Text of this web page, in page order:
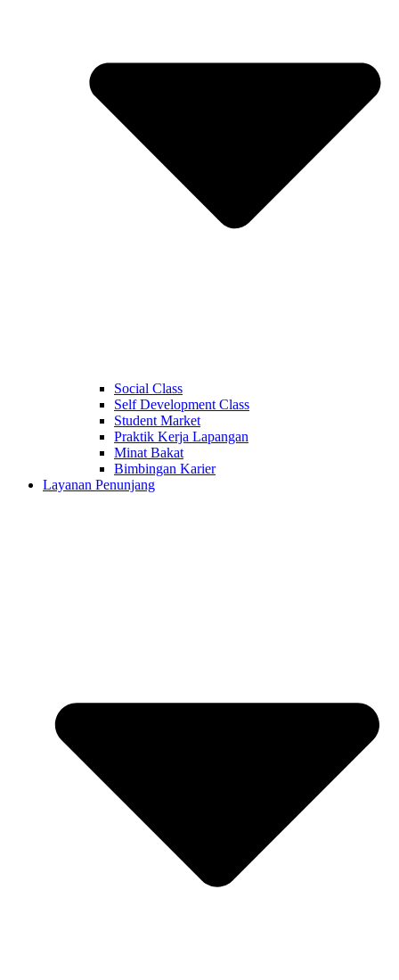
Social Class
Self Development Class
Student Market
Praktik Kerja Lapangan
Minat Bakat
Bimbingan Karier
Layanan Penunjang